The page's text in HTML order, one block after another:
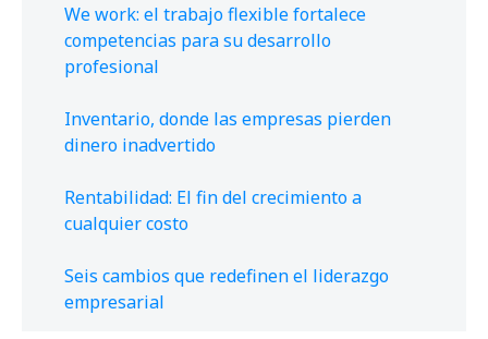
We work: el trabajo flexible fortalece
competencias para su desarrollo
profesional
Inventario, donde las empresas pierden
dinero inadvertido
Rentabilidad: El fin del crecimiento a
cualquier costo
Seis cambios que redefinen el liderazgo
empresarial